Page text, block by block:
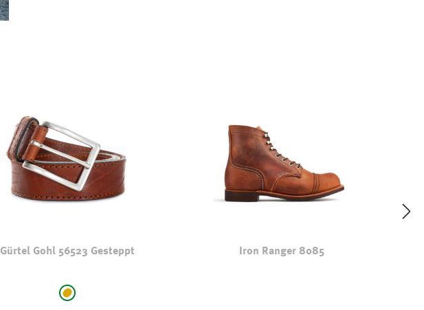
Gürtel Gohl 56523 Gesteppt
auswählenhellbraun-camel
(Diese Option ist zurzeit nicht verfügbar.)
Iron Ranger 8085